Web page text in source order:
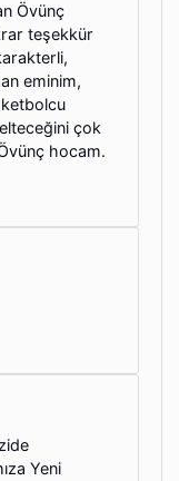
Övünç
teşekkür
eminim,
çok
hocam.
Yeni